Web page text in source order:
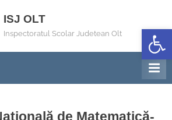
ISJ OLT
Inspectoratul Scolar Judetean Olt
de Matematică-